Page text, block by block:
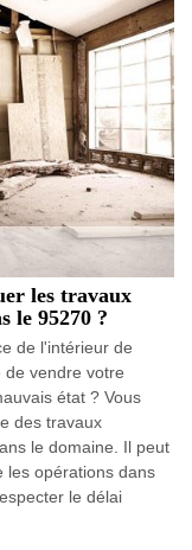
les travaux
le 95270 ?
de l'intérieur de
de vendre votre
état ? Vous
des travaux
le domaine. Il peut
les opérations dans
le délai